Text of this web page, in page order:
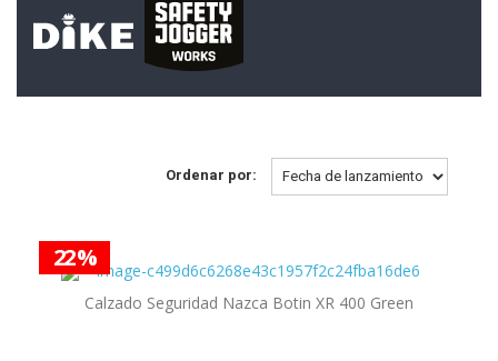
Ordenar por:
22 %
Calzado Seguridad Nazca Botin XR 400 Green